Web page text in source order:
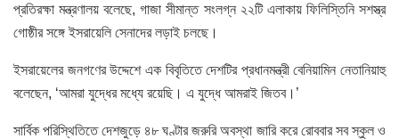
প্রতিরক্ষা মন্ত্রণালয় বলেছে, গাজা সীমান্ত সংলগ্ন ২২টি এলাকায় ফিলিস্তিনি সশস্ত্র
গোষ্ঠীর সঙ্গে ইসরায়েলি সেনাদের লড়াই চলছে।
ইসরায়েলের জনগণের উদ্দেশে এক বিবৃতিতে দেশটির প্রধানমন্ত্রী বেনিয়ামিন নেতানিয়াহু
বলেছেন, ‘আমরা যুদ্ধের মধ্যে রয়েছি। এ যুদ্ধে আমরাই জিতব।’
সার্বিক পরিস্থিতিতে দেশজুড়ে ৪৮ ঘণ্টার জরুরি অবস্থা জারি করে রোববার সব স্কুল ও